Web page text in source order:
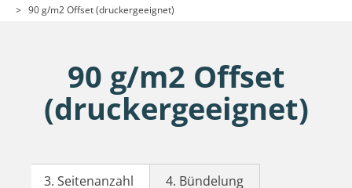
> 90 g/m2 Offset (druckergeeignet)
90 g/m2 Offset
(druckergeeignet)
3. Seitenanzahl 4. Bündelung